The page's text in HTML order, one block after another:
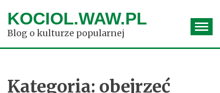
content
KOCIOL.WAW.PL
Blog o kulturze popularnej
Kategoria: obejrzeć